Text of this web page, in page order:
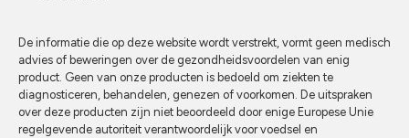
De informatie die op deze website wordt verstrekt, vormt geen medisch
advies of beweringen over de gezondheidsvoordelen van enig
product. Geen van onze producten is bedoeld om ziekten te
diagnosticeren, behandelen, genezen of voorkomen. De uitspraken
over deze producten zijn niet beoordeeld door enige Europese Unie
regelgevende autoriteit verantwoordelijk voor voedsel en